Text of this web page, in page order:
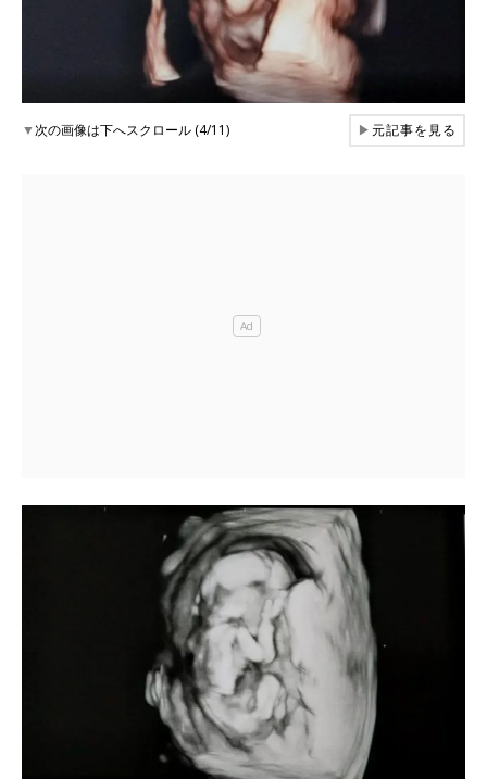
▼次の画像は下へスクロール (4/11) ▶元記事を見る